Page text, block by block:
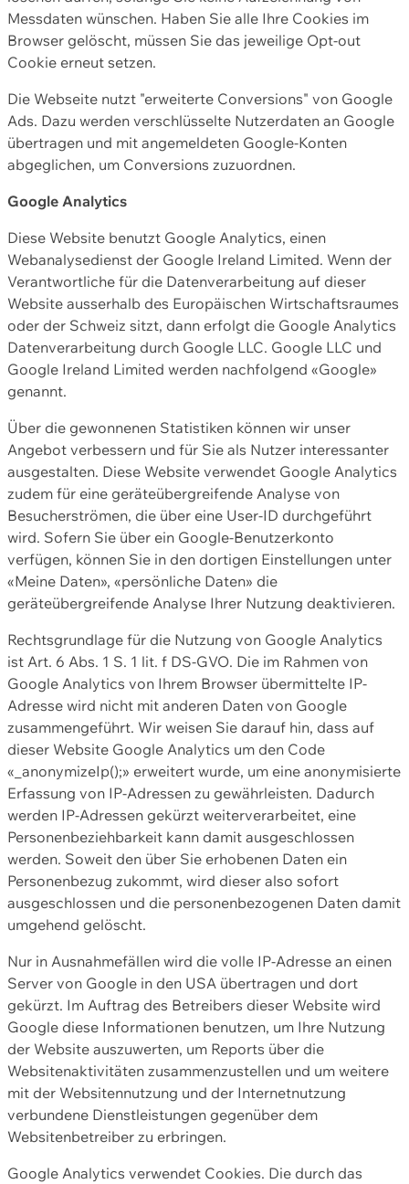
Messdaten wünschen. Haben Sie alle Ihre Cookies im
Browser gelöscht, müssen Sie das jeweilige Opt-out
Cookie erneut setzen.
Die Webseite nutzt "erweiterte Conversions" von Google
Ads. Dazu werden verschlüsselte Nutzerdaten an Google
übertragen und mit angemeldeten Google-Konten
abgeglichen, um Conversions zuzuordnen.
Google Analytics
Diese Website benutzt Google Analytics, einen
Webanalysedienst der Google Ireland Limited. Wenn der
Verantwortliche für die Datenverarbeitung auf dieser
Website ausserhalb des Europäischen Wirtschaftsraumes
oder der Schweiz sitzt, dann erfolgt die Google Analytics
Datenverarbeitung durch Google LLC. Google LLC und
Google Ireland Limited werden nachfolgend «Google»
genannt.
Über die gewonnenen Statistiken können wir unser
Angebot verbessern und für Sie als Nutzer interessanter
ausgestalten. Diese Website verwendet Google Analytics
zudem für eine geräteübergreifende Analyse von
Besucherströmen, die über eine User-ID durchgeführt
wird. Sofern Sie über ein Google-Benutzerkonto
verfügen, können Sie in den dortigen Einstellungen unter
«Meine Daten», «persönliche Daten» die
geräteübergreifende Analyse Ihrer Nutzung deaktivieren.
Rechtsgrundlage für die Nutzung von Google Analytics
ist Art. 6 Abs. 1 S. 1 lit. f DS-GVO. Die im Rahmen von
Google Analytics von Ihrem Browser übermittelte IP-
Adresse wird nicht mit anderen Daten von Google
zusammengeführt. Wir weisen Sie darauf hin, dass auf
dieser Website Google Analytics um den Code
«_anonymizeIp();» erweitert wurde, um eine anonymisierte
Erfassung von IP-Adressen zu gewährleisten. Dadurch
werden IP-Adressen gekürzt weiterverarbeitet, eine
Personenbeziehbarkeit kann damit ausgeschlossen
werden. Soweit den über Sie erhobenen Daten ein
Personenbezug zukommt, wird dieser also sofort
ausgeschlossen und die personenbezogenen Daten damit
umgehend gelöscht.
Nur in Ausnahmefällen wird die volle IP-Adresse an einen
Server von Google in den USA übertragen und dort
gekürzt. Im Auftrag des Betreibers dieser Website wird
Google diese Informationen benutzen, um Ihre Nutzung
der Website auszuwerten, um Reports über die
Websitenaktivitäten zusammenzustellen und um weitere
mit der Websitennutzung und der Internetnutzung
verbundene Dienstleistungen gegenüber dem
Websitenbetreiber zu erbringen.
Google Analytics verwendet Cookies. Die durch das